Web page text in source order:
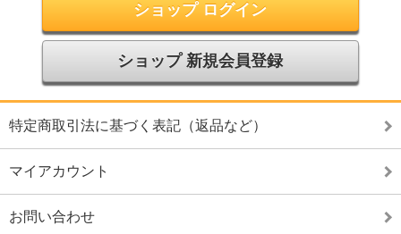
ショップ ログイン
ショップ 新規会員登録
特定商取引法に基づく表記（返品など）
マイアカウント
お問い合わせ